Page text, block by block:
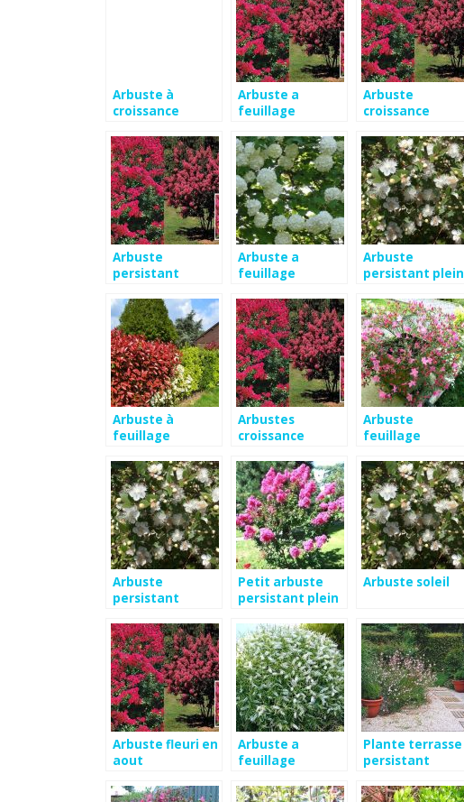
Arbuste à
croissance
Arbuste a
feuillage
croissance
rapide
Arbuste
croissance
persistant
Arbuste
persistant
rapide en pot
Arbuste a
feuillage
croissance
rapide
Arbuste
persistant plein
Arbuste à
feuillage
croissance
rapide
Arbustes
croissance
haies
Arbuste
feuillage
soleil
Arbuste
persistant
Petit arbuste
persistant plein
Arbuste soleil
Arbuste fleuri en
aout
Arbuste a
feuillage
Plante terrasse
persistant